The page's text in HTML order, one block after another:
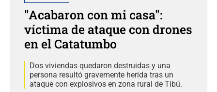
"Acabaron con mi casa":
víctima de ataque con drones
en el Catatumbo
Dos viviendas quedaron destruidas y una
persona resultó gravemente herida tras un
ataque con explosivos en zona rural de Tibú.